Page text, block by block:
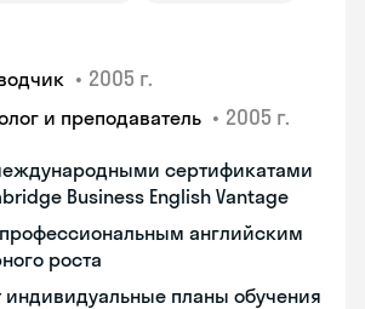
• 2005 г.
и преподаватель • 2005 г.
сертификатами
Business English Vantage
профессиональным английским
роста
индивидуальные планы обучения